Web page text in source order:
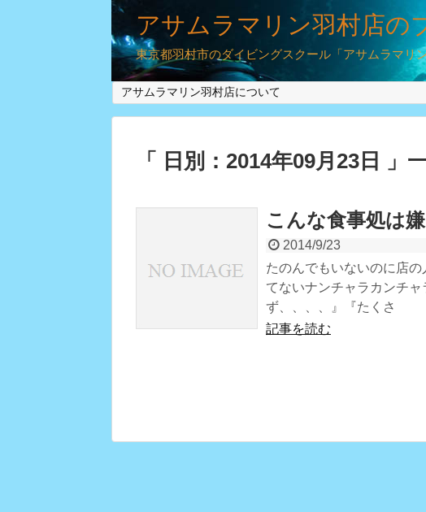
アサムラマリン羽村店の
東京都羽村市のダイビングスクール「アサムラマリ
アサムラマリン羽村店について
「 日別：2014年09月23日 」
こんな食事処は
2014/9/23
たのんでもいないのに店
てないナンチャラカンチ
ず、、、、』『たくさ
記事を読む